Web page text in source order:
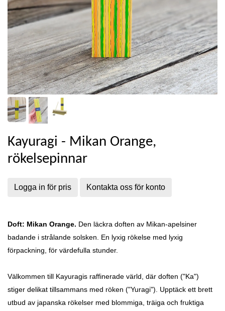
Kayuragi - Mikan Orange,
rökelsepinnar
Logga in för pris Kontakta oss för konto
Doft: Mikan Orange. Den läckra doften av Mikan-apelsiner
badande i strålande solsken. En lyxig rökelse med lyxig
förpackning, för värdefulla stunder.
Välkommen till Kayuragis raffinerade värld, där doften ("Ka")
stiger delikat tillsammans med röken ("Yuragi"). Upptäck ett brett
utbud av japanska rökelser med blommiga, träiga och fruktiga